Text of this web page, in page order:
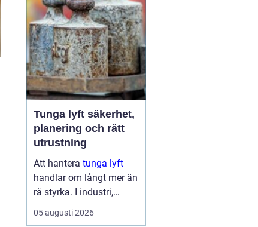
påfrestningar, kan en
genomtänkt dränering
vara skillna...
Tunga lyft säkerhet,
planering och rätt
utrustning
Att hantera tunga lyft
handlar om långt mer än
rå styrka. I industri,
byggprojekt och
infrastruktur kan ett
05 augusti 2026